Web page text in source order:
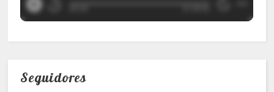
Seguidores